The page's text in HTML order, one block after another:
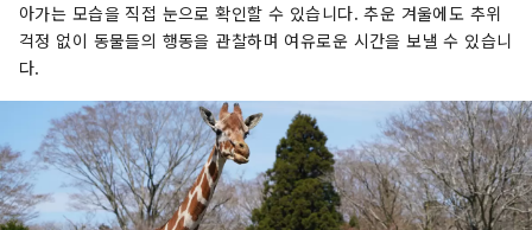
아가는 모습을 직접 눈으로 확인할 수 있습니다. 추운 겨울에도 추위
걱정 없이 동물들의 행동을 관찰하며 여유로운 시간을 보낼 수 있습니
다.